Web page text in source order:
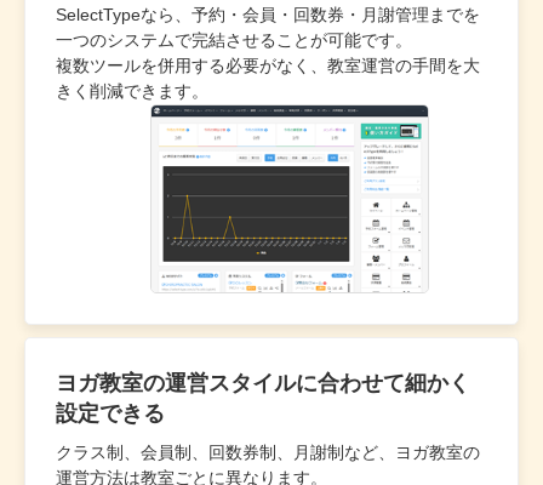
SelectTypeなら、予約・会員・回数券・月謝管理までを
一つのシステムで完結させることが可能です。
複数ツールを併用する必要がなく、教室運営の手間を大
きく削減できます。
ヨガ教室の運営スタイルに合わせて細かく
設定できる
クラス制、会員制、回数券制、月謝制など、ヨガ教室の
運営方法は教室ごとに異なります。